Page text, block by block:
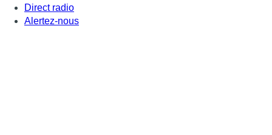
Direct radio
Alertez-nous